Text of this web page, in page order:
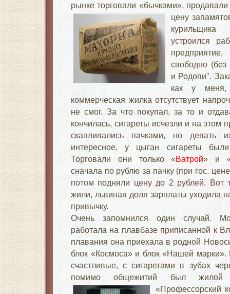
рынке торговали «бычками»,
цену
устроился
свободно (без
и Родопи".
как у меня,
коммерческая жилка отсутствует
не смог. За что покупал, за то и
кончилась, сигареты исчезли и на этом
скапливались пачками, но девать
интересное, у цыган сигареты были
Торговали они только «Ватрой» и
сначала по рублю за пачку (при гос.
потом подняли цену до 2 рублей. Вот
жили, львиная доля зарплаты уходила
привычку.
Очень запомнился один случай.
работала на плавбазе приписанной к
плавания она приехала в родной
блок «Космоса» и блок «Нашей
счастливые, с сигаретами в зубах
помимо общежитий был жилой
«Профессорский